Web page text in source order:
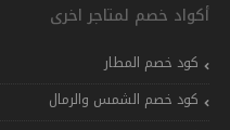
أكواد خصم لمتاجر اخرى
كود خصم المطار
كود خصم الشمس والرمال